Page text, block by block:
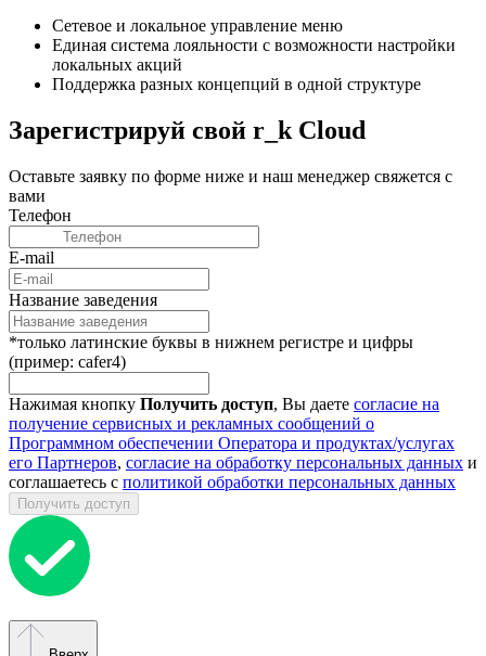
Сетевое и локальное управление меню
Единая система лояльности с возможности настройки
локальных акций
Поддержка разных концепций в одной структуре
Зарегистрируй свой r k Cloud
Оставьте заявку по форме ниже и наш менеджер свяжется с
вами
Телефон
E-mail
Название заведения
*только латинские буквы в нижнем регистре и цифры
(пример: cafer4)
Нажимая кнопку Получить доступ, Вы даете согласие на
получение сервисных и рекламных сообщений о
Программном обеспечении Оператора и продуктах/услугах
его Партнеров, согласие на обработку персональных данных и
соглашаетесь с политикой обработки персональных данных
Получить доступ